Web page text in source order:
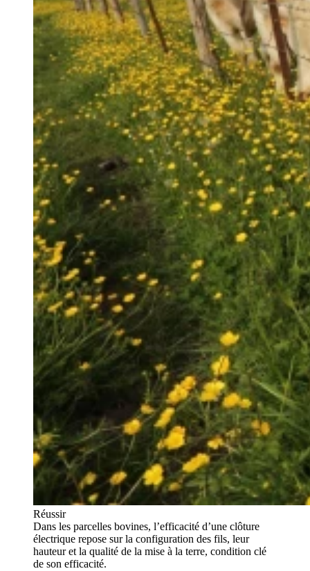
Réussir
Dans les parcelles bovines, l’efficacité d’une clôture
électrique repose sur la configuration des fils, leur
hauteur et la qualité de la mise à la terre, condition clé
de son efficacité.